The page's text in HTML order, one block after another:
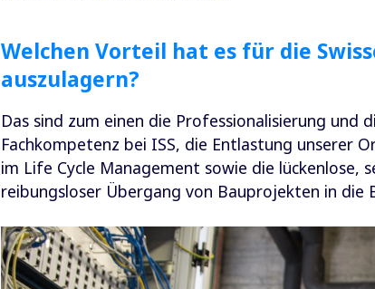
Welchen Vorteil hat es für die
auszulagern?
Das sind zum einen die Professionalisierung
Fachkompetenz bei ISS, die Entlastung unserer
im Life Cycle Management sowie die
reibungsloser Übergang von Bauprojekten in die